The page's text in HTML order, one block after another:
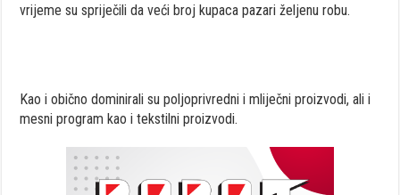
vrijeme su spriječili da veći broj kupaca pazari željenu robu.
Kao i obično dominirali su poljoprivredni i mliječni proizvodi, ali i
mesni program kao i tekstilni proizvodi.